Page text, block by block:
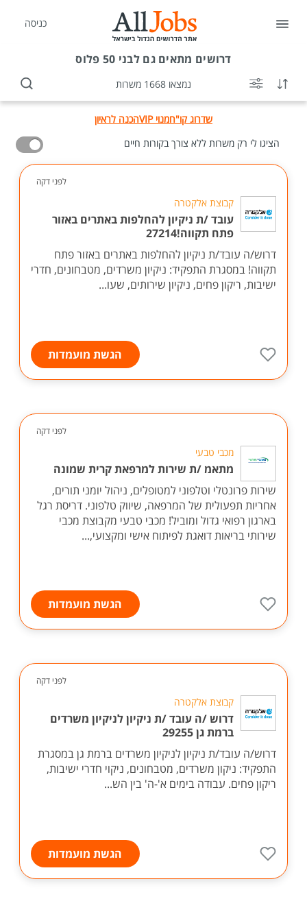
כניסה
דרושים מתאים גם לבני 50 פלוס
נמצאו 1668 משרות
שדרוג קו"חמנוי VIP
הכנה לראיון
הציגו לי רק משרות ללא צורך בקורות חיים
לפני דקה
קבוצת אלקטרה
עובד /ת ניקיון להחלפות באתרים באזור
פתח תקווה!27214
דרוש/ה עובד/ת ניקיון להחלפות באתרים באזור פתח
תקווה! במסגרת התפקיד: ניקיון משרדים, מטבחונים, חדרי
ישיבות, ריקון פחים, ניקיון שירותים, שעו...
הגשת מועמדות
לפני דקה
מכבי טבעי
מתאמ /ת שירות למרפאת קרית שמונה
שירות פרונטלי וטלפוני למטופלים, ניהול יומני תורים,
אחריות תפעולית של המרפאה, שיווק טלפוני. דריסת רגל
בארגון רפואי גדול ומוביל! מכבי טבעי מקבוצת מכבי
שירותי בריאות דואגת לפיתוח אישי ומקצועי,...
הגשת מועמדות
לפני דקה
קבוצת אלקטרה
דרוש /ה עובד /ת ניקיון לניקיון משרדים
ברמת גן 29255
דרוש/ה עובד/ת ניקיון לניקיון משרדים ברמת גן במסגרת
התפקיד: ניקון משרדים, מטבחונים, ניקוי חדרי ישיבות,
ריקון פחים. עבודה בימים א'-ה' בין הש...
הגשת מועמדות